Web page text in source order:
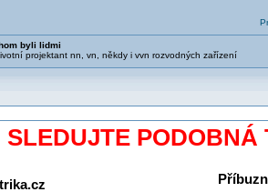
byli lidmi
projektant nn, vn, někdy i vvn rozvodných zařízení
SLEDUJTE PODOBNÁ